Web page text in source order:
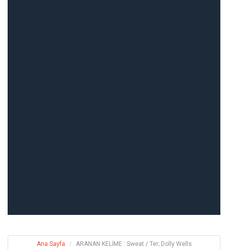
Ana Sayfa ARANAN KELİME : Sweat / Ter; Dolly Wells